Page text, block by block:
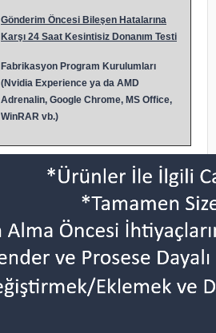
Gönderim Öncesi Bileşen Hatalarına
Karşı 24 Saat Kesintisiz Donanım Testi
Fabrikasyon Program Kurulumları
(Nvidia Experience ya da AMD
Adrenalin, Google Chrome, MS Office,
WinRAR vb.)